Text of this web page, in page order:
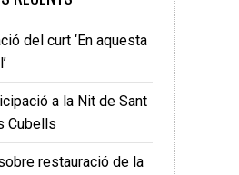
del curt ‘En aquesta
a la Nit de Sant
Cubells
restauració de la